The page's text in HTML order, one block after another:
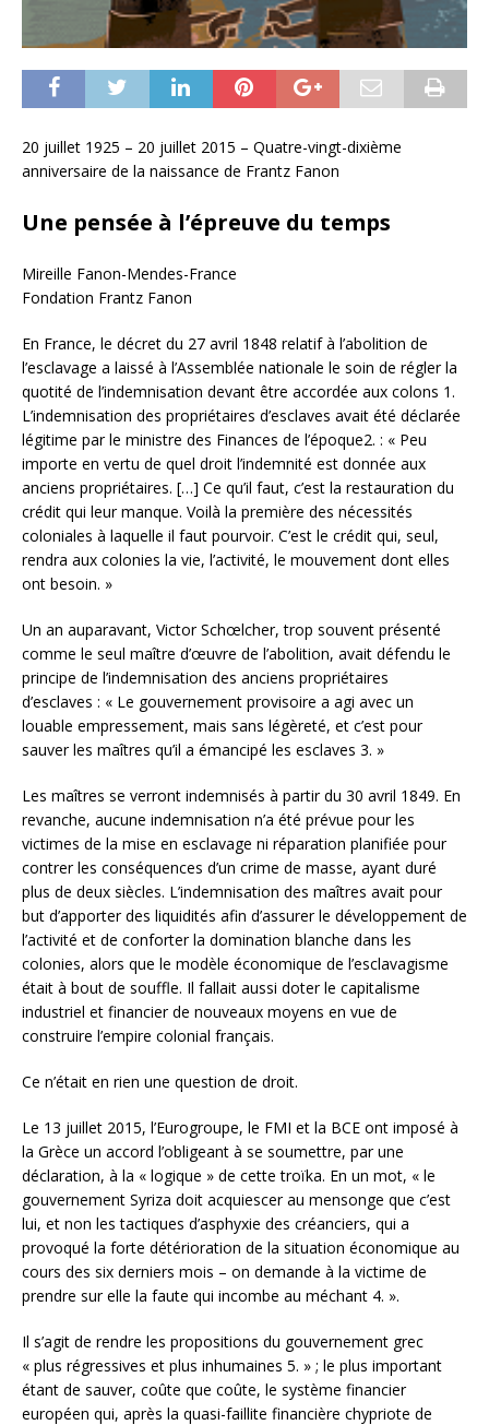
20 juillet 1925 – 20 juillet 2015 – Quatre-vingt-dixième
anniversaire de la naissance de Frantz Fanon
Une pensée à l’épreuve du temps
Mireille Fanon-Mendes-France
Fondation Frantz Fanon
En France, le décret du 27 avril 1848 relatif à l’abolition de
l’esclavage a laissé à l’Assemblée nationale le soin de régler la
quotité de l’indemnisation devant être accordée aux colons 1.
L’indemnisation des propriétaires d’esclaves avait été déclarée
légitime par le ministre des Finances de l’époque2. : « Peu
importe en vertu de quel droit l’indemnité est donnée aux
anciens propriétaires. […] Ce qu’il faut, c’est la restauration du
crédit qui leur manque. Voilà la première des nécessités
coloniales à laquelle il faut pourvoir. C’est le crédit qui, seul,
rendra aux colonies la vie, l’activité, le mouvement dont elles
ont besoin. »
Un an auparavant, Victor Schœlcher, trop souvent présenté
comme le seul maître d’œuvre de l’abolition, avait défendu le
principe de l’indemnisation des anciens propriétaires
d’esclaves : « Le gouvernement provisoire a agi avec un
louable empressement, mais sans légèreté, et c’est pour
sauver les maîtres qu’il a émancipé les esclaves 3. »
Les maîtres se verront indemnisés à partir du 30 avril 1849. En
revanche, aucune indemnisation n’a été prévue pour les
victimes de la mise en esclavage ni réparation planifiée pour
contrer les conséquences d’un crime de masse, ayant duré
plus de deux siècles. L’indemnisation des maîtres avait pour
but d’apporter des liquidités afin d’assurer le développement de
l’activité et de conforter la domination blanche dans les
colonies, alors que le modèle économique de l’esclavagisme
était à bout de souffle. Il fallait aussi doter le capitalisme
industriel et financier de nouveaux moyens en vue de
construire l’empire colonial français.
Ce n’était en rien une question de droit.
Le 13 juillet 2015, l’Eurogroupe, le FMI et la BCE ont imposé à
la Grèce un accord l’obligeant à se soumettre, par une
déclaration, à la « logique » de cette troïka. En un mot, « le
gouvernement Syriza doit acquiescer au mensonge que c’est
lui, et non les tactiques d’asphyxie des créanciers, qui a
provoqué la forte détérioration de la situation économique au
cours des six derniers mois – on demande à la victime de
prendre sur elle la faute qui incombe au méchant 4. ».
Il s’agit de rendre les propositions du gouvernement grec
« plus régressives et plus inhumaines 5. » ; le plus important
étant de sauver, coûte que coûte, le système financier
européen qui, après la quasi-faillite financière chypriote de